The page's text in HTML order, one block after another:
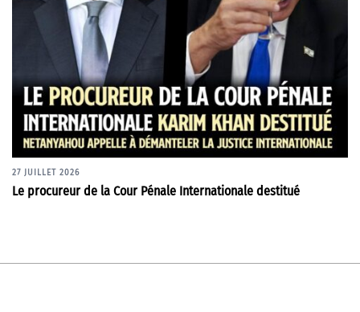
27 JUILLET 2026
Le procureur de la Cour Pénale Internationale destitué